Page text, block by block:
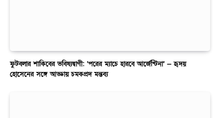
ফুটবলার শাকিবের ভবিষ্যদ্বাণী: ‘পরের ম্যাচে হারবে আর্জেন্টিনা’ — হৃদয়
হোসেনের সঙ্গে আড্ডায় চমকপ্রদ মন্তব্য